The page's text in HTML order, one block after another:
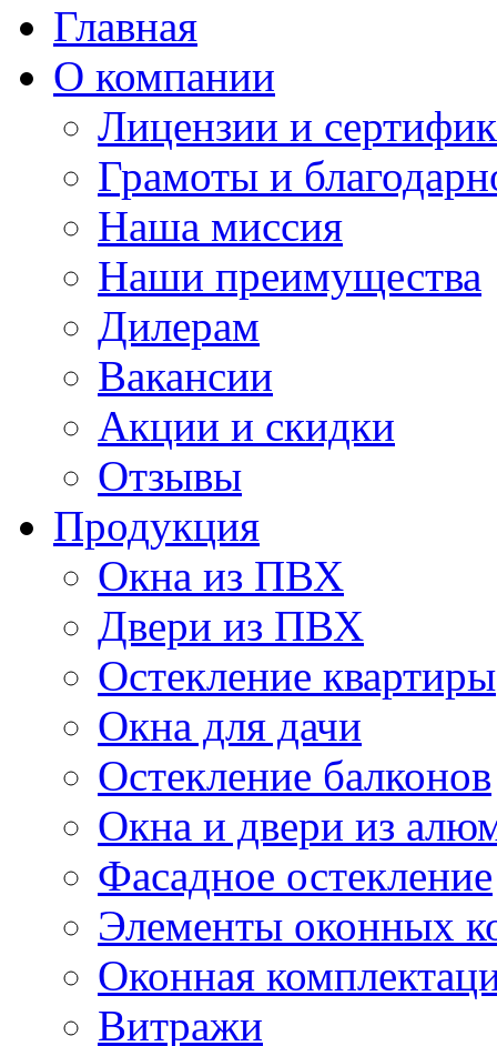
Главная
О компании
Лицензии и
Грамоты и
Наша миссия
Наши преимущества
Дилерам
Вакансии
Акции и скидки
Отзывы
Продукция
Окна из ПВХ
Двери из ПВХ
Остекление квартиры
Окна для дачи
Остекление балконов
Окна и двери из
Фасадное остекление
Элементы оконных
Оконная
Витражи